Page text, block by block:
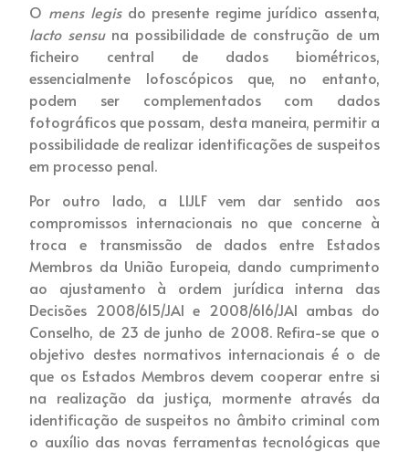
O mens legisdo presente regime jurídico assenta,
lacto sensuna possibilidade de construção de um
ficheiro central de dados biométricos,
essencialmente lofoscópicos que, no entanto,
podem ser complementados com dados
fotográficos que possam, desta maneira, permitir a
possibilidade de realizar identificações de suspeitos
em processo penal.
Por outro lado, a LIJLF vem dar sentido aos
compromissos internacionais no que concerne à
troca e transmissão de dados entre Estados
Membros da União Europeia, dando cumprimento
ao ajustamento à ordem jurídica interna das
Decisões 2008/615/JAI e 2008/616/JAI ambas do
Conselho, de 23 de junho de 2008. Refira-se que o
objetivo destes normativos internacionais é o de
que os Estados Membros devem cooperar entre si
na realização da justiça, mormente através da
identificação de suspeitos no âmbito criminal com
o auxílio das novas ferramentas tecnológicas que